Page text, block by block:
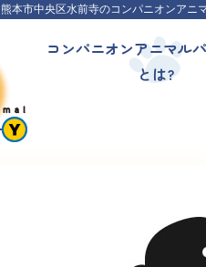
熊本市中央区水前寺のコンパニオンアニ
コンパニオンアニマル
とは?